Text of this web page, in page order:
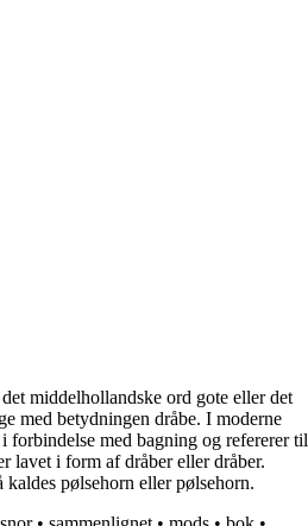
middelhollandske ord gote eller det
med betydningen dråbe. I moderne
forbindelse med bagning og refererer til
lavet i form af dråber eller dråber.
pølsehorn eller pølsehorn.